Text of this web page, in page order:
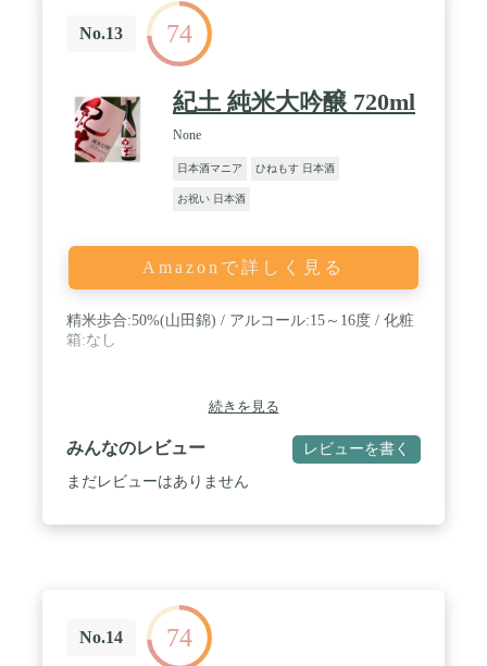
ないため、常温配送となります（一部商品除く）。
No.13 74
紀土 純米大吟醸 720ml
None
日本酒マニア ひねもす 日本酒
お祝い 日本酒
Amazonで詳しく見る
精米歩合:50%(山田錦) / アルコール:15～16度 / 化粧
箱:なし
続きを見る
みんなのレビュー レビューを書く
まだレビューはありません
No.14 74